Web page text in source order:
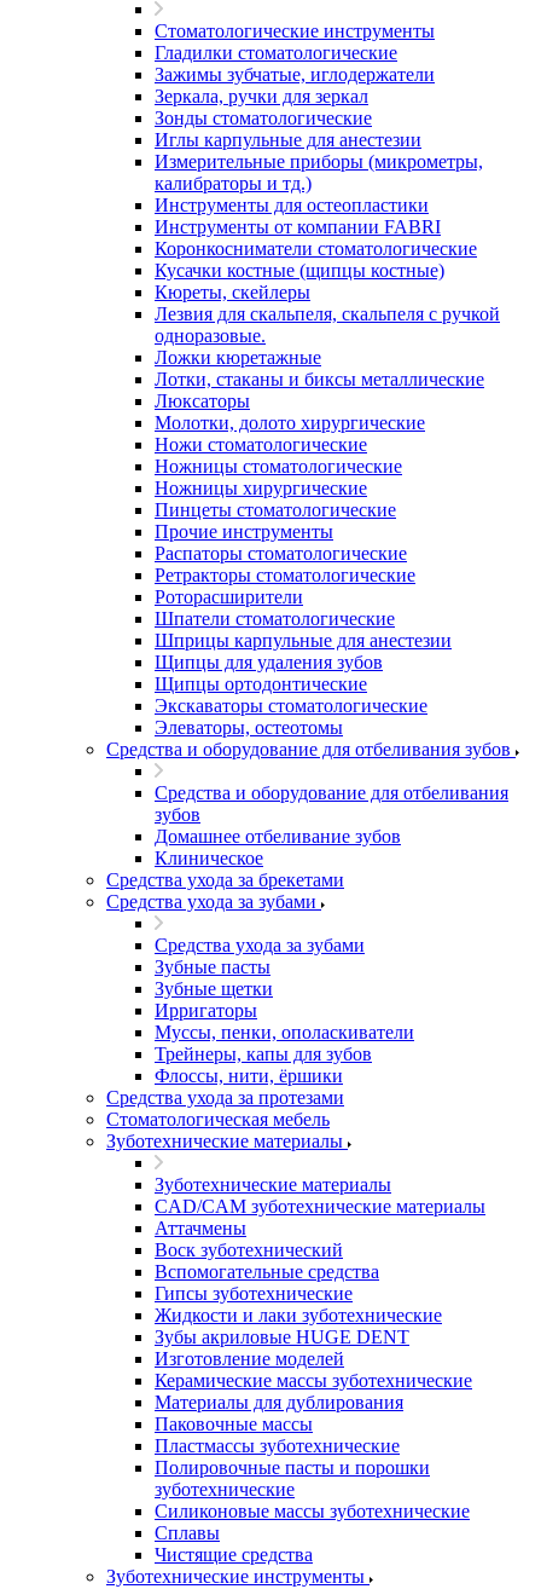
Стоматологические инструменты
Гладилки стоматологические
Зажимы зубчатые, иглодержатели
Зеркала, ручки для зеркал
Зонды стоматологические
Иглы карпульные для анестезии
Измерительные приборы (микрометры,
калибраторы и тд.)
Инструменты для остеопластики
Инструменты от компании FABRI
Коронкосниматели стоматологические
Кусачки костные (щипцы костные)
Кюреты, скейлеры
Лезвия для скальпеля, скальпеля с ручкой
одноразовые.
Ложки кюретажные
Лотки, стаканы и биксы металлические
Люксаторы
Молотки, долото хирургические
Ножи стоматологические
Ножницы стоматологические
Ножницы хирургические
Пинцеты стоматологические
Прочие инструменты
Распаторы стоматологические
Ретракторы стоматологические
Роторасширители
Шпатели стоматологические
Шприцы карпульные для анестезии
Щипцы для удаления зубов
Щипцы ортодонтические
Экскаваторы стоматологические
Элеваторы, остеотомы
Средства и оборудование для отбеливания зубов
Средства и оборудование для отбеливания
зубов
Домашнее отбеливание зубов
Клиническое
Средства ухода за брекетами
Средства ухода за зубами
Средства ухода за зубами
Зубные пасты
Зубные щетки
Ирригаторы
Муссы, пенки, ополаскиватели
Трейнеры, капы для зубов
Флоссы, нити, ёршики
Средства ухода за протезами
Стоматологическая мебель
Зуботехнические материалы
Зуботехнические материалы
CAD/CAM зуботехнические материалы
Аттачмены
Воск зуботехнический
Вспомогательные средства
Гипсы зуботехнические
Жидкости и лаки зуботехнические
Зубы акриловые HUGE DENT
Изготовление моделей
Керамические массы зуботехнические
Материалы для дублирования
Паковочные массы
Пластмассы зуботехнические
Полировочные пасты и порошки
зуботехнические
Силиконовые массы зуботехнические
Сплавы
Чистящие средства
Зуботехнические инструменты